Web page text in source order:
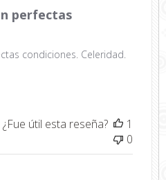
perfectas
condiciones. Celeridad.
¿Fue útil esta reseña?
1
0